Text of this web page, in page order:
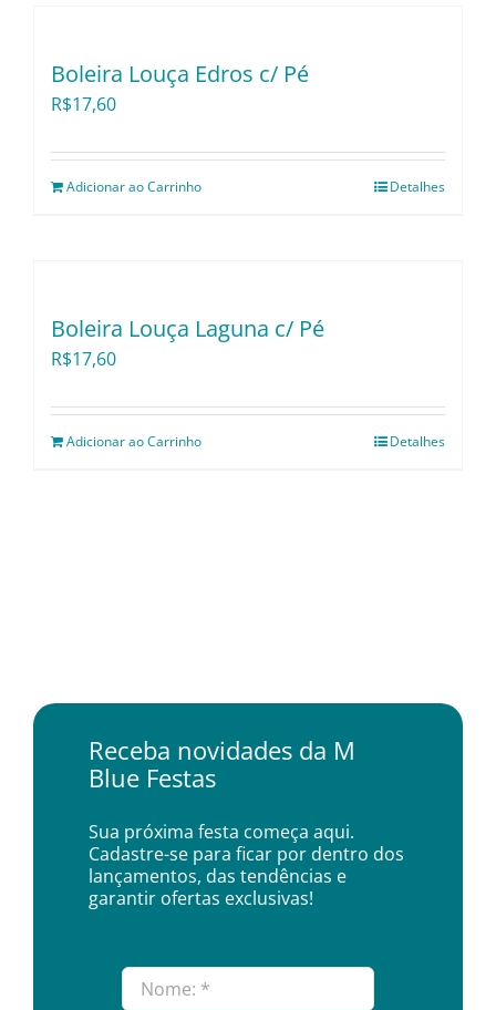
Boleira Louça Edros c/ Pé
R$17,60
Adicionar ao Carrinho Detalhes
Boleira Louça Laguna c/ Pé
R$17,60
Adicionar ao Carrinho Detalhes
Receba novidades da M
Blue Festas
Sua próxima festa começa aqui.
Cadastre-se para ficar por dentro dos
lançamentos, das tendências e
garantir ofertas exclusivas!